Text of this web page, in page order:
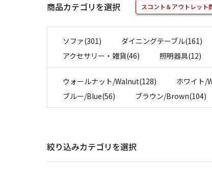
商品カテゴリを選択 スコント＆アウトレット
ソファ(301) ダイニングテーブル(161)
アクセサリー・雑貨(46)
照明器具(12)
ウォールナット/Walnut(128) ホワイト/
ブルー/Blue(56)
ブラウン/Brown(104)
絞り込みカテゴリを選択